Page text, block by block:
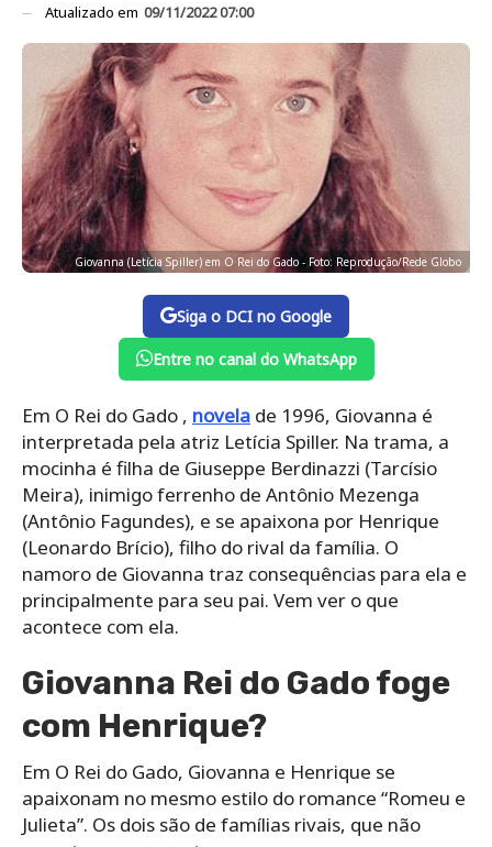
Atualizado em 09/11/2022 07:00
Giovanna (Letícia Spiller) em O Rei do Gado - Foto: Reprodução/Rede Globo
Siga o DCI no Google
Entre no canal do WhatsApp
Em O Rei do Gado , novela de 1996, Giovanna é
interpretada pela atriz Letícia Spiller. Na trama, a
mocinha é filha de Giuseppe Berdinazzi (Tarcísio
Meira), inimigo ferrenho de Antônio Mezenga
(Antônio Fagundes), e se apaixona por Henrique
(Leonardo Brício), filho do rival da família. O
namoro de Giovanna traz consequências para ela e
principalmente para seu pai. Vem ver o que
acontece com ela.
Giovanna Rei do Gado foge
com Henrique?
Em O Rei do Gado, Giovanna e Henrique se
apaixonam no mesmo estilo do romance “Romeu e
Julieta”. Os dois são de famílias rivais, que não